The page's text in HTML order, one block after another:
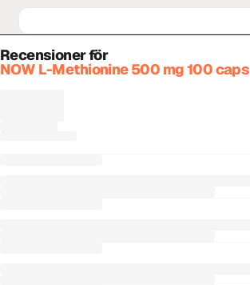
Recensioner för
NOW L-Methionine 500 mg 100 caps